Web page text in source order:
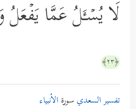
لَا یُسۡـَٔلُ عَمَّا یَفۡعَلُ
﴿٢٣﴾
تفسير السعدي سورة الأنبياء